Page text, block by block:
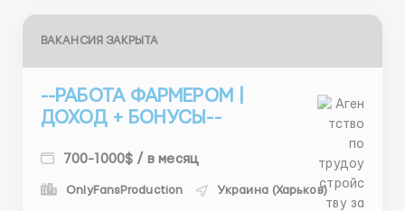
ВАКАНСИЯ ЗАКРЫТА
--РАБОТА ФАРМЕРОМ |
ДОХОД + БОНУСЫ--
700-1000$ / в месяц
OnlyFansProduction Украина (Харьков)